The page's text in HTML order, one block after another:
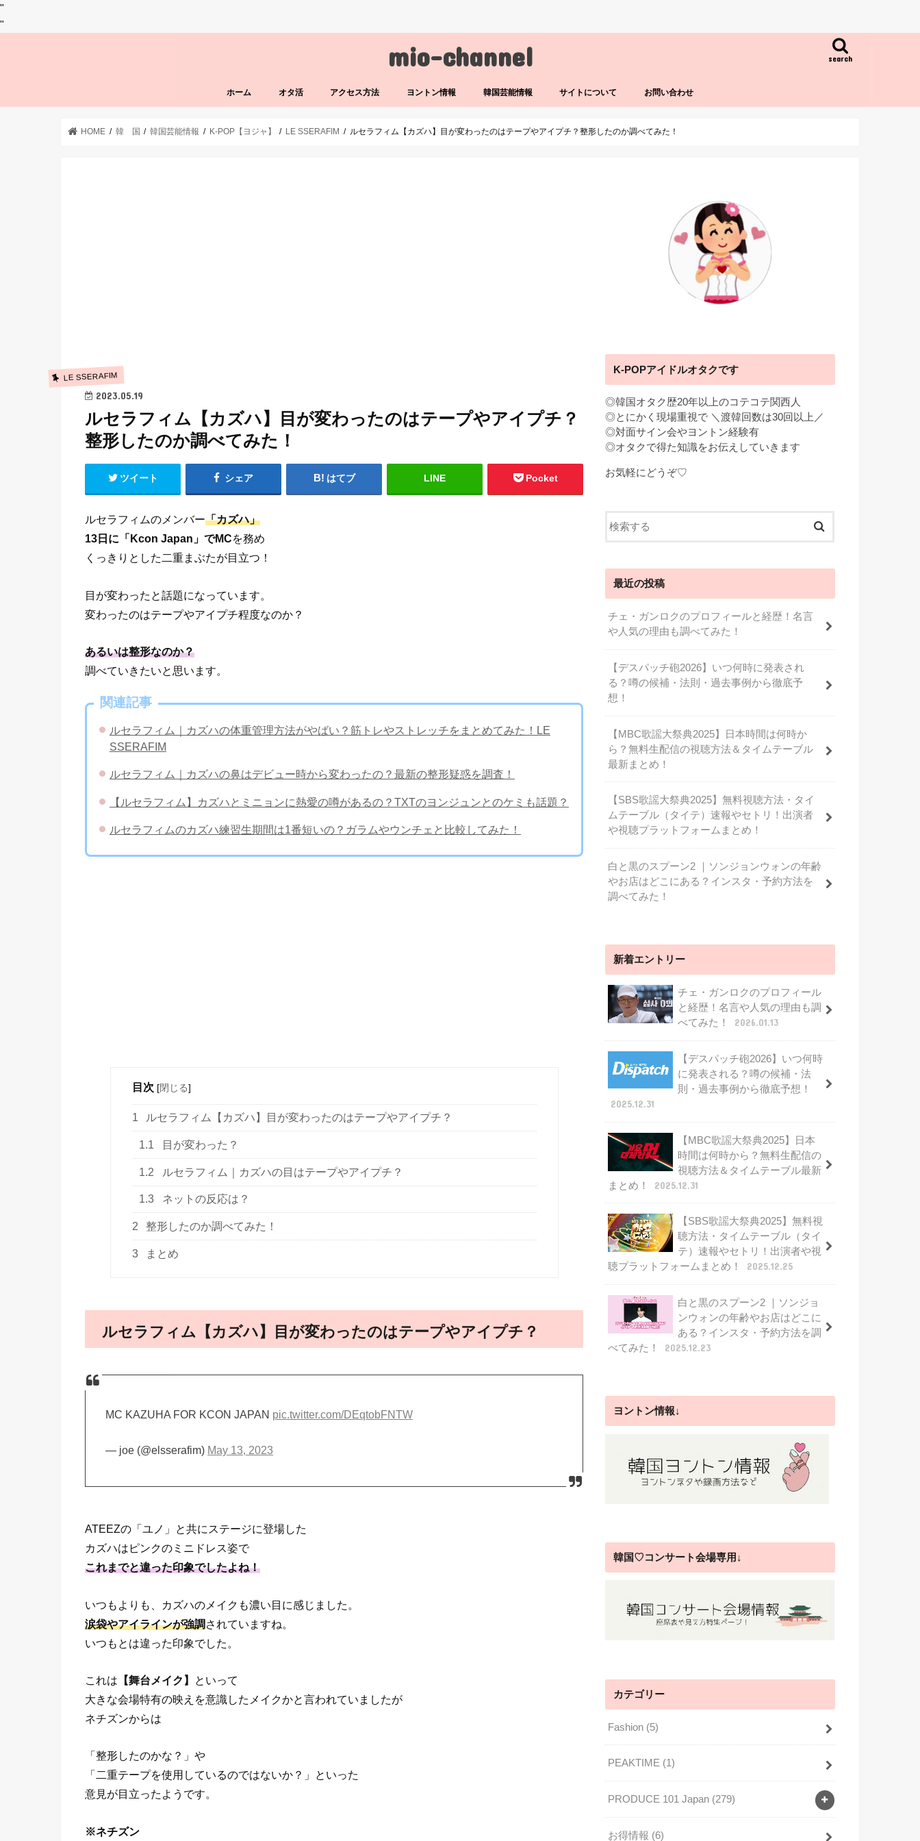
"
"
mio-channel search
ホーム オタ活 アクセス方法 ヨントン情報 韓国芸能情報 サイトについて お問い合わせ
HOME 韓 国 韓国芸能情報 K-POP【ヨジャ】 LE SSERAFIM ルセラフィム【カズハ】目が変わったのはテープやアイプチ？整形したのか調べてみた！
LE SSERAFIM
2023.05.19
ルセラフィム【カズハ】目が変わったのはテープやアイプチ？
整形したのか調べてみた！
ツイート シェア はてブ LINE Pocket
ルセラフィムのメンバー「カズハ」
13日に「Kcon Japan」でMCを務め
くっきりとした二重まぶたが目立つ！
目が変わったと話題になっています。
変わったのはテープやアイプチ程度なのか？
あるいは整形なのか？
調べていきたいと思います。
関連記事
ルセラフィム｜カズハの体重管理方法がやばい？筋トレやストレッチをまとめてみた！LE
SSERAFIM
ルセラフィム｜カズハの鼻はデビュー時から変わったの？最新の整形疑惑を調査！
【ルセラフィム】カズハとミニョンに熱愛の噂があるの？TXTのヨンジュンとのケミも話題？
ルセラフィムのカズハ練習生期間は1番短いの？ガラムやウンチェと比較してみた！
目次 [閉じる]
1 ルセラフィム【カズハ】目が変わったのはテープやアイプチ？
1.1 目が変わった？
1.2 ルセラフィム｜カズハの目はテープやアイプチ？
1.3 ネットの反応は？
2 整形したのか調べてみた！
3 まとめ
ルセラフィム【カズハ】目が変わったのはテープやアイプチ？
MC KAZUHA FOR KCON JAPAN pic.twitter.com/DEqtobFNTW
— joe (@elsserafim) May 13, 2023
ATEEZの「ユノ」と共にステージに登場した
カズハはピンクのミニドレス姿で
これまでと違った印象でしたよね！
いつもよりも、カズハのメイクも濃い目に感じました。
涙袋やアイラインが強調されていますね。
いつもとは違った印象でした。
これは 【舞台メイク】
といって
大きな会場特有の映えを意識したメイクかと言われていましたが
ネチズンからは
「整形したのかな？」や
「二重テープを使用しているのではないか？」といった
意見が目立ったようです。
※ネチズン
K-POPアイドルオタクです
◎韓国オタク歴20年以上のコテコテ関西人
◎とにかく現場重視で ＼渡韓回数は30回以上／
◎対面サイン会やヨントン経験有
◎オタクで得た知識をお伝えしていきます
お気軽にどうぞ♡
最近の投稿
チェ・ガンロクのプロフィールと経歴！名言
や人気の理由も調べてみた！
【デスパッチ砲2026】いつ何時に発表され
る？噂の候補・法則・過去事例から徹底予
想！
【MBC歌謡大祭典2025】日本時間は何時か
ら？無料生配信の視聴方法＆タイムテーブル
最新まとめ！
【SBS歌謡大祭典2025】無料視聴方法・タイ
ムテーブル（タイテ）速報やセトリ！出演者
や視聴プラットフォームまとめ！
白と黒のスプーン2 ｜ソンジョンウォンの年齢
やお店はどこにある？インスタ・予約方法を
調べてみた！
新着エントリー
チェ・ガンロクのプロフィール
と経歴！名言や人気の理由も調
べてみた！
2026.01.13
【デスパッチ砲2026】いつ何時
に発表される？噂の候補・法
則・過去事例から徹底予想！
2025.12.31
【MBC歌謡大祭典2025】日本
時間は何時から？無料生配信の
視聴方法＆タイムテーブル最新
まとめ！
2025.12.31
【SBS歌謡大祭典2025】無料視
聴方法・タイムテーブル（タイ
テ）速報やセトリ！出演者や視
聴プラットフォームまとめ！
2025.12.25
白と黒のスプーン2 ｜ソンジョ
ンウォンの年齢やお店はどこに
ある？インスタ・予約方法を調
べてみた！
2025.12.23
ヨントン情報↓
韓国♡コンサート会場専用↓
カテゴリー
Fashion (5)
PEAKTIME (1)
PRODUCE 101 Japan (279)
お得情報 (6)